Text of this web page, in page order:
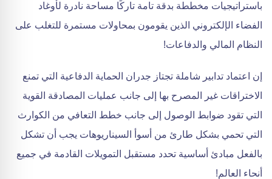
باستراتيجيات مخططة بدقة تامة تاركًا مساحة نادرة لأوغاد
الفضاء الإلكتروني الذين يقومون بمحاولات مستمرة للتغلب على
النظام المالي والدفاعات!
إن اعتماد تدابير شاملة تجتاز جدران الحماية الدفاعية التي تمنع
الاختراقات غير المصرح بها إلى جانب عمليات المصادقة القوية
التي تقود ضوابط الوصول إلى جانب خطط التعافي من الكوارث
التي تحمي بشكل طارئ من أسوأ السيناريوهات يجب أن تشكل
بالفعل مبادئ أساسية تحدد مستقبل التمويلات القادمة في جميع
أنحاء العالم!